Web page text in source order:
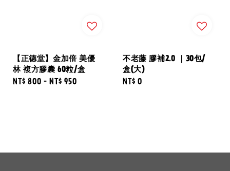
【正德堂】金加倍 美優
林 複方膠囊 60粒/盒
Regular
NT$ 800 -NT$ 950
不老藤 膠補2.0 ｜30包/
盒(大)
Regular
NT$ 0